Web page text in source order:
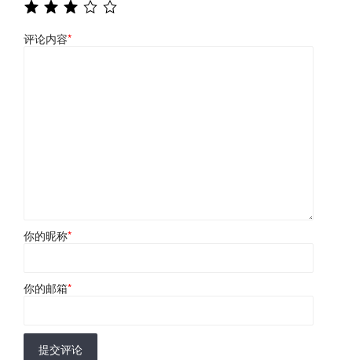
评论内容*
你的昵称*
你的邮箱*
提交评论